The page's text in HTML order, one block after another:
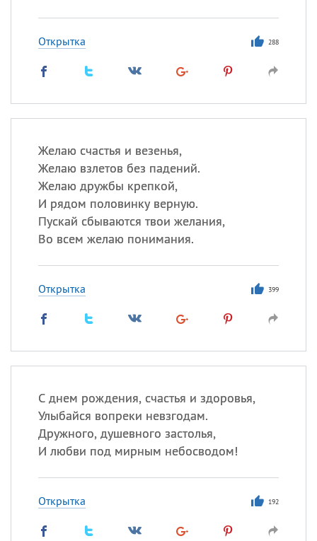
Открытка 288
Желаю счастья и везенья,
Желаю взлетов без падений.
Желаю дружбы крепкой,
И рядом половинку верную.
Пускай сбываются твои желания,
Во всем желаю понимания.
Открытка 399
С днем рождения, счастья и здоровья,
Улыбайся вопреки невзгодам.
Дружного, душевного застолья,
И любви под мирным небосводом!
Открытка 192
Бояка
,Еще
Кристина
Посмотреть значение
происхождение